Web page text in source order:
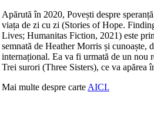
Apărută în 2020, Povești despre
viața de zi cu zi (Stories of Hope.
Lives; Humanitas Fiction, 2021) este
semnată de Heather Morris și cunoaște,
internațional. Ea va fi urmată de un nou
Trei surori (Three Sisters), ce va apărea
Mai multe despre carte AICI.